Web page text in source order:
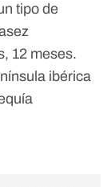
tipo de
12 meses.
ibérica